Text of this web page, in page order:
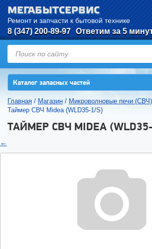
МЕГАБЫТСЕРВИС
Ремонт и запчасти к бытовой технике
8 (347) 200-89-97 Ответим за 5
Каталог запасных частей
Главная / Магазин / Микроволновые печи (СВЧ)
Таймер СВЧ Midea (WLD35-1/S)
ТАЙМЕР СВЧ MIDEA
←